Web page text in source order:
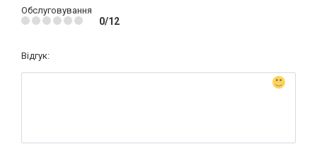
Обслуговування
0/12
Відгук: